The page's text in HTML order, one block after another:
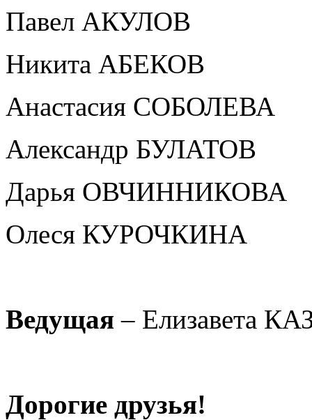
Павел АКУЛОВ
Никита АБЕКОВ
Анастасия СОБОЛЕВА
Александр БУЛАТОВ
Дарья ОВЧИННИКОВА
Олеся КУРОЧКИНА
Ведущая – Елизавета
Дорогие друзья!